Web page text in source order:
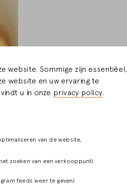
website. Sommige zijn essentiëel,
website en uw ervaring te
u in onze privacy policy.
van de website,
zoeken van een verkooppunt)
feeds weer te geven)